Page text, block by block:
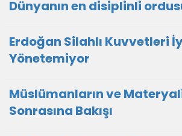
Dünyanın en disiplinli
Erdoğan Silahlı Kuvvetleri
Yönetemiyor
Müslümanların ve
Sonrasına Bakışı